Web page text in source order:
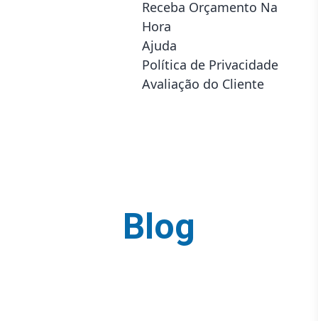
Receba Orçamento Na
Hora
Ajuda
Política de Privacidade
Avaliação do Cliente
Blog